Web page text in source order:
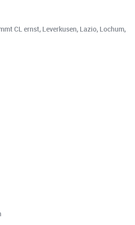
CL ernst, Leverkusen, Lazio, Lochum,